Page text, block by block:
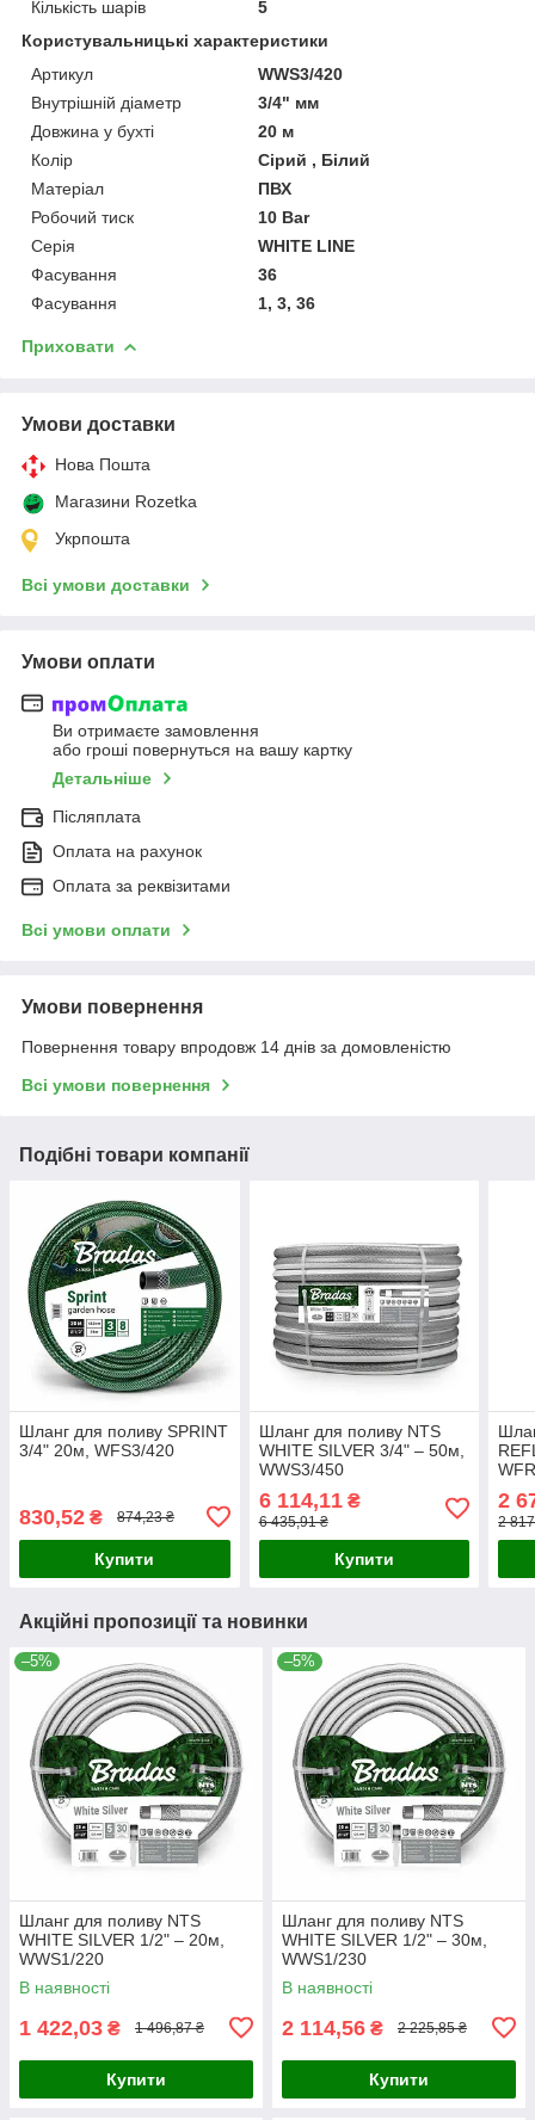
Кількість шарів
5
Користувальницькі характеристики
Артикул
WWS3/420
Внутрішній діаметр
3/4" мм
Довжина у бухті
20 м
Колір
Сірий , Білий
Матеріал
ПВХ
Робочий тиск
10 Bar
Серія
WHITE LINE
Фасування
36
Фасування
1, 3, 36
Приховати
Умови доставки
Нова Пошта
Магазини Rozetka
Укрпошта
Всі умови доставки
Умови оплати
Ви отримаєте замовлення
або гроші повернуться на вашу картку
Детальніше
Післяплата
Оплата на рахунок
Оплата за реквізитами
Всі умови оплати
Умови повернення
Повернення товару впродовж 14 днів за домовленістю
Всі умови повернення
Подібні товари компанії
Шланг для поливу SPRINT
3/4" 20м, WFS3/420
830,52 ₴ 874,23 ₴
Купити
Шланг для поливу NTS
WHITE SILVER 3/4" – 50м,
WWS3/450
6 114,11₴
6 435,91 ₴
Купити
2
2
Акційні пропозиції та новинки
–5%
Шланг для поливу NTS
WHITE SILVER 1/2" – 20м,
WWS1/220
В наявності
1 422,03 ₴ 1 496,87 ₴
Купити
–5%
Шланг для поливу NTS
WHITE SILVER 1/2" – 30м,
WWS1/230
В наявності
2 114,56 ₴ 2 225,85 ₴
Купити